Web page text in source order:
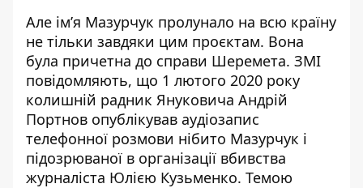
Але ім’я Мазурчук пролунало на всю країну
не тільки завдяки цим проєктам. Вона
була причетна до справи Шеремета. ЗМІ
повідомляють, що 1 лютого 2020 року
колишній радник Януковича Андрій
Портнов опублікував аудіозапис
телефонної розмови нібито Мазурчук і
підозрюваної в організації вбивства
журналіста Юлією Кузьменко. Темою